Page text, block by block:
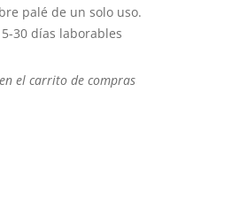
palé de un solo uso.
30 días laborables
el carrito de compras